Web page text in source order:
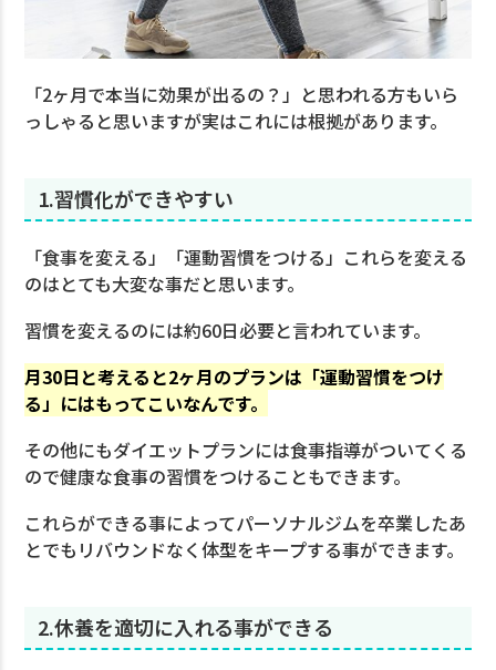
「2ヶ月で本当に効果が出るの？」と思われる方もいら
っしゃると思いますが実はこれには根拠があります。
1.習慣化ができやすい
「食事を変える」「運動習慣をつける」これらを変える
のはとても大変な事だと思います。
習慣を変えるのには約60日必要と言われています。
月30日と考えると2ヶ月のプランは「運動習慣をつけ
る」にはもってこいなんです。
その他にもダイエットプランには食事指導がついてくる
ので健康な食事の習慣をつけることもできます。
これらができる事によってパーソナルジムを卒業したあ
とでもリバウンドなく体型をキープする事ができます。
2.休養を適切に入れる事ができる